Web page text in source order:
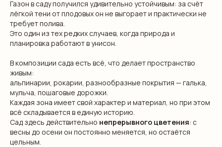
Газон в саду получился удивительно устойчивым: за счёт
лёгкой тени от плодовых он не выгорает и практически не
требует полива.
Это один из тех редких случаев, когда природа и
планировка работают в унисон.
В композиции сада есть всё, что делает пространство
живым:
альпинарии, рокарии, разнообразные покрытия — галька,
мульча, пошаговые дорожки.
Каждая зона имеет свой характер и материал, но при этом
всё складывается в единую историю.
Сад здесь действительно непрерывного цветения: с
весны до осени он постоянно меняется, но остаётся
цельным.